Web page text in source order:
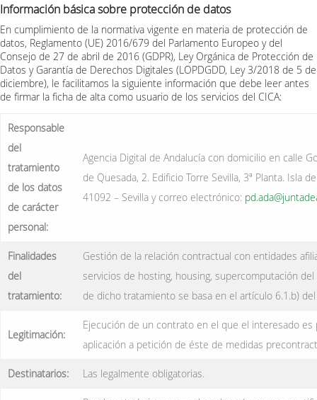
Información básica sobre protección de datos
En cumplimiento de la normativa vigente en materia de protección de
datos, Reglamento (UE) 2016/679 del Parlamento Europeo y del
Consejo de 27 de abril de 2016 (GDPR), Ley Orgánica de Protección de
Datos y Garantía de Derechos Digitales (LOPDGDD, Ley 3/2018 de 5 de
diciembre), le facilitamos la siguiente información que debe leer antes
de firmar la ficha de alta como usuario de los servicios del CICA:
Responsable
del
tratamiento
de los datos
de carácter
personal:
Agencia Digital de Andalucía con domicilio en calle
de Quesada, 2. Edificio Torre Sevilla, 3ª Planta. Isla
41092 – Sevilla y correo electrónico:
Finalidades
del
tratamiento:
Gestión de la relación contractual con entidades
servicios de hosting, housing, supercomputación del
de dicho tratamiento se basa en el artículo 6.1.b) del
Legitimación:
Ejecución de un contrato en el que el interesado es
aplicación a petición de éste de medidas
Destinatarios: Las legalmente obligatorias.